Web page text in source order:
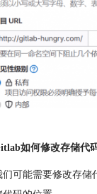
如何修改存储代
们可能需要修改存储